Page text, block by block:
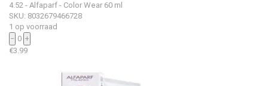
4.52 - Alfaparf - Color Wear 60 ml
SKU: 8032679466728
1 op voorraad
− 0 +
€3.99